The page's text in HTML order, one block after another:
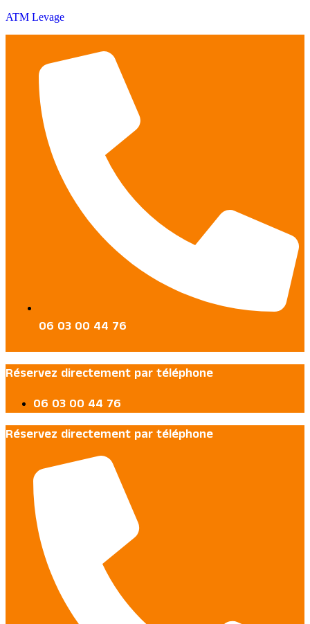
ATM Levage
06 03 00 44 76
Réservez directement par téléphone
06 03 00 44 76
Réservez directement par téléphone